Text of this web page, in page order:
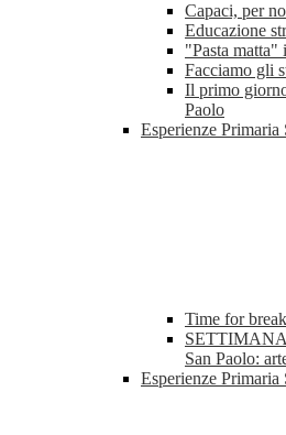
Capaci, per
Educazione
"Pasta matta"
Facciamo gli
Il primo
Paolo
Esperienze
Time for
San Paolo:
Esperienze Primaria